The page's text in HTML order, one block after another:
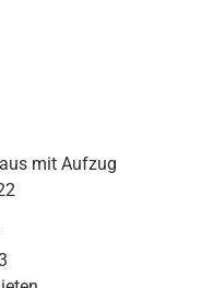
mit Aufzug